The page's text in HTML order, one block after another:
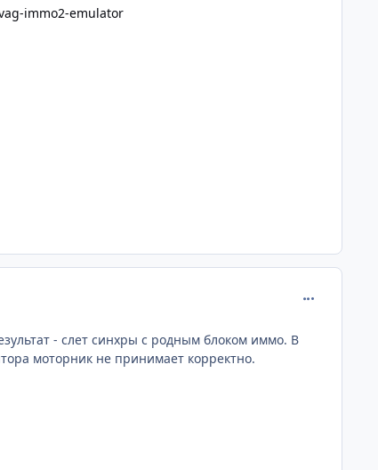
immo2-emulator
- слет синхры с родным блоком иммо. В
моторник не принимает корректно.